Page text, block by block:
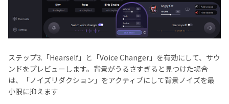
ステップ3.「Hearself」と「Voice Changer」を有効にして、サウ
ンドをプレビューします。背景がうるさすぎると見つけた場合
は、「ノイズリダクション」をアクティブにして背景ノイズを最
小限に抑えます